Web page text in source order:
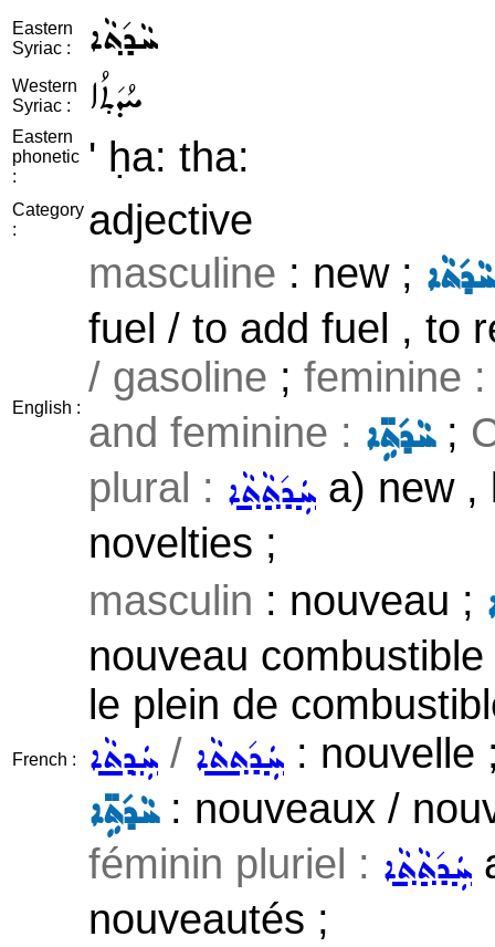
Eastern
Syriac :
ܚܵܕ݇ܬ݂ܵܐ
Western
Syriac :
ܚܳܕ݇ܬ݂ܳܐ
Eastern
phonetic
:
' ḥa: tha:
Category
:
adjective
English :
masculine : new ;
fuel / to add fuel , to
/ gasoline ; feminine
and feminine : ܚܵܕ݇ܬܹ̈ܐ;
plural : ܚܲܕ݇ܬ݂ܵܬ݂ܵܐ a) new
novelties ;
French :
masculin : nouveau ;
nouveau
le plein de
ܚܲܕ݂ܬܵܐ / ܚܲܕ݇ܬ݂ܬܵܐ :
ܚܵܕ݇ܬܹ̈ܐ: nouveaux /
féminin pluriel : ܚܲܕ݇ܬ݂ܵܬ݂ܵܐ
nouveautés ;